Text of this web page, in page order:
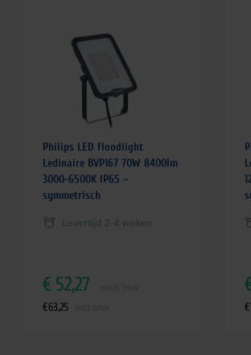
Philips LED floodlight
Ledinaire BVP167 70W 8400lm
3000-6500K IP65 –
symmetrisch
Levertijd 2-4 weken
€ 52,27
€63,25 €